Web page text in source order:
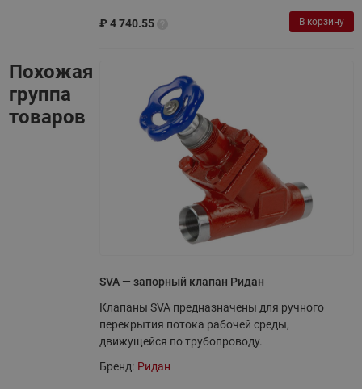
₽ 4 740.55 В корзину
Похожая
группа
товаров
SVA — запорный клапан Ридан
Клапаны SVA предназначены для ручного
перекрытия потока рабочей среды,
движущейся по трубопроводу.
Бренд: Ридан